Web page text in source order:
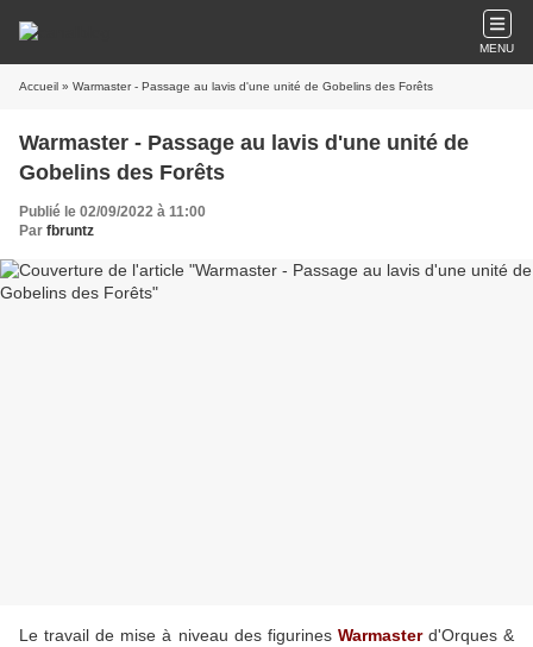
MENU
Accueil » Warmaster - Passage au lavis d'une unité de Gobelins des Forêts
Warmaster - Passage au lavis d'une unité de
Gobelins des Forêts
Publié le 02/09/2022 à 11:00
Par fbruntz
Le travail de mise à niveau des figurines Warmaster d'Orques &